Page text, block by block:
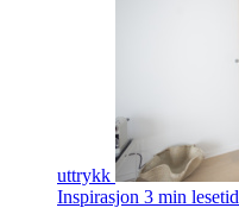
uttrykk
Inspirasjon 3 min lesetid